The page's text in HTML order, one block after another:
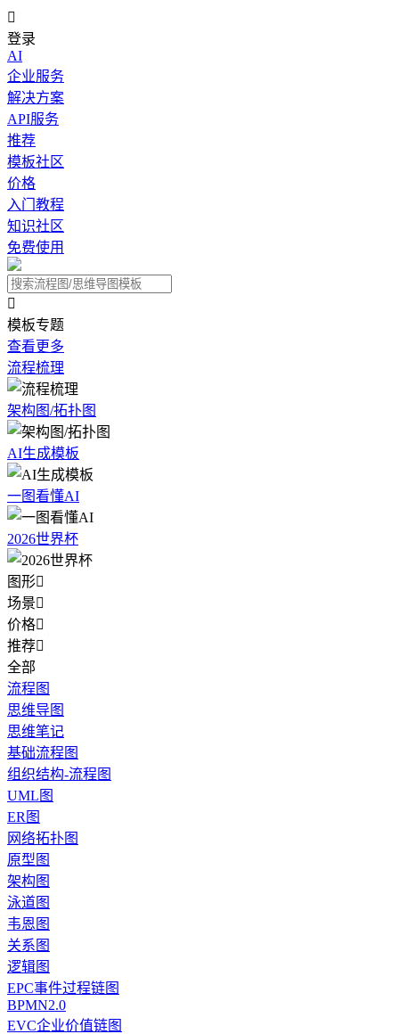

登录
AI
企业服务
解决方案
API服务
推荐
模板社区
价格
入门教程
知识社区
免费使用

模板专题
查看更多
流程梳理
架构图/拓扑图
AI生成模板
一图看懂AI
2026世界杯
图形
场景
价格
推荐
全部
流程图
思维导图
思维笔记
基础流程图
组织结构-流程图
UML图
ER图
网络拓扑图
原型图
架构图
泳道图
韦恩图
关系图
逻辑图
EPC事件过程链图
BPMN2.0
EVC企业价值链图